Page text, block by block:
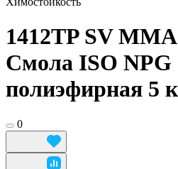
1412TP SV
Смола ISO NPG
полиэфирная 5
0